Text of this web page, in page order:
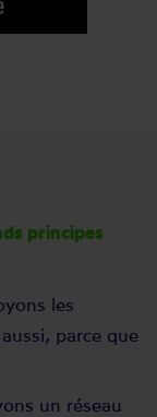
principes
les
parce que
un réseau